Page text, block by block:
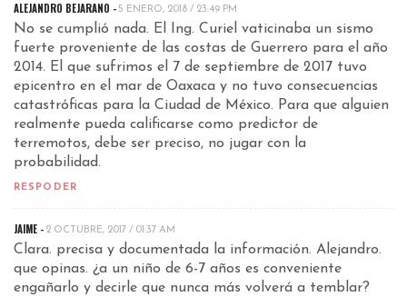
ALEJANDRO BEJARANO - 5 ENERO, 2018 / 23:49 PM
No se cumplió nada. El Ing. Curiel vaticinaba un sismo
fuerte proveniente de las costas de Guerrero para el año
2014. El que sufrimos el 7 de septiembre de 2017 tuvo
epicentro en el mar de Oaxaca y no tuvo consecuencias
catastróficas para la Ciudad de México. Para que alguien
realmente pueda calificarse como predictor de
terremotos, debe ser preciso, no jugar con la
probabilidad.
RESPODER
JAIME - 2 OCTUBRE, 2017 / 01:37 AM
Clara. precisa y documentada la información. Alejandro.
que opinas. ¿a un niño de 6-7 años es conveniente
engañarlo y decirle que nunca más volverá a temblar?